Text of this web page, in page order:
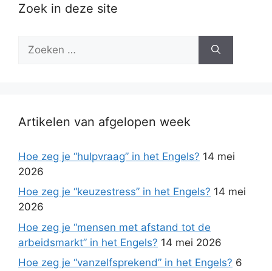
Zoek in deze site
naar:
Artikelen van afgelopen week
Hoe zeg je “hulpvraag” in het Engels? 14 mei
2026
Hoe zeg je “keuzestress” in het Engels? 14 mei
2026
Hoe zeg je “mensen met afstand tot de
arbeidsmarkt” in het Engels? 14 mei 2026
Hoe zeg je “vanzelfsprekend” in het Engels? 6